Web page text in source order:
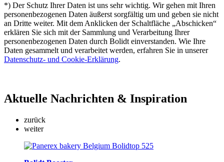
*) Der Schutz Ihrer Daten ist uns sehr wichtig. Wir gehen mit Ihren
personenbezogenen Daten äußerst sorgfältig um und geben sie nicht
an Dritte weiter. Mit dem Anklicken der Schaltfläche „Abschicken“
erklären Sie sich mit der Sammlung und Verarbeitung Ihrer
personenbezogenen Daten durch Bolidt einverstanden. Wie Ihre
Daten gesammelt und verarbeitet werden, erfahren Sie in unserer
Datenschutz- und Cookie-Erklärung.
Aktuelle Nachrichten & Inspiration
zurück
weiter